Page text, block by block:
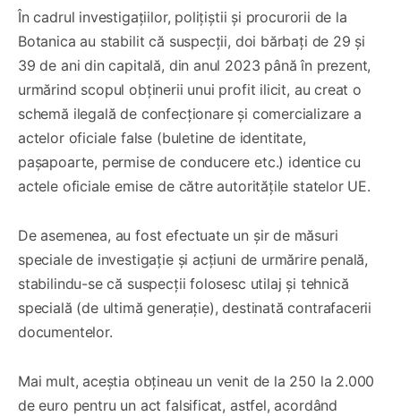
În cadrul investigațiilor, polițiștii și procurorii de la
Botanica au stabilit că suspecții, doi bărbați de 29 și
39 de ani din capitală, din anul 2023 până în prezent,
urmărind scopul obținerii unui profit ilicit, au creat o
schemă ilegală de confecționare și comercializare a
actelor oficiale false (buletine de identitate,
pașapoarte, permise de conducere etc.) identice cu
actele oficiale emise de către autoritățile statelor UE.
De asemenea, au fost efectuate un șir de măsuri
speciale de investigație și acțiuni de urmărire penală,
stabilindu-se că suspecții folosesc utilaj și tehnică
specială (de ultimă generație), destinată contrafacerii
documentelor.
Mai mult, aceștia obțineau un venit de la 250 la 2.000
de euro pentru un act falsificat, astfel, acordând